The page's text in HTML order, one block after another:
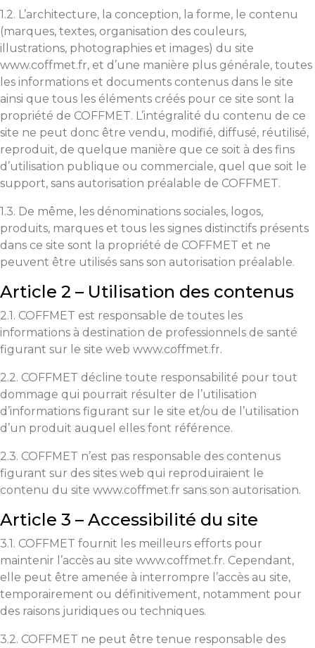
1.2. L’architecture, la conception, la forme, le contenu
(marques, textes, organisation des couleurs,
illustrations, photographies et images) du site
www.coffmet.fr, et d’une manière plus générale, toutes
les informations et documents contenus dans le site
ainsi que tous les éléments créés pour ce site sont la
propriété de COFFMET. L’intégralité du contenu de ce
site ne peut donc être vendu, modifié, diffusé, réutilisé,
reproduit, de quelque manière que ce soit à des fins
d’utilisation publique ou commerciale, quel que soit le
support, sans autorisation préalable de COFFMET.
1.3. De même, les dénominations sociales, logos,
produits, marques et tous les signes distinctifs présents
dans ce site sont la propriété de COFFMET et ne
peuvent être utilisés sans son autorisation préalable.
Article 2 – Utilisation des contenus
2.1. COFFMET est responsable de toutes les
informations à destination de professionnels de santé
figurant sur le site web www.coffmet.fr.
2.2. COFFMET décline toute responsabilité pour tout
dommage qui pourrait résulter de l’utilisation
d’informations figurant sur le site et/ou de l’utilisation
d’un produit auquel elles font référence.
2.3. COFFMET n’est pas responsable des contenus
figurant sur des sites web qui reproduiraient le
contenu du site www.coffmet.fr sans son autorisation.
Article 3 – Accessibilité du site
3.1. COFFMET fournit les meilleurs efforts pour
maintenir l’accès au site www.coffmet.fr. Cependant,
elle peut être amenée à interrompre l’accès au site,
temporairement ou définitivement, notamment pour
des raisons juridiques ou techniques.
3.2. COFFMET ne peut être tenue responsable des